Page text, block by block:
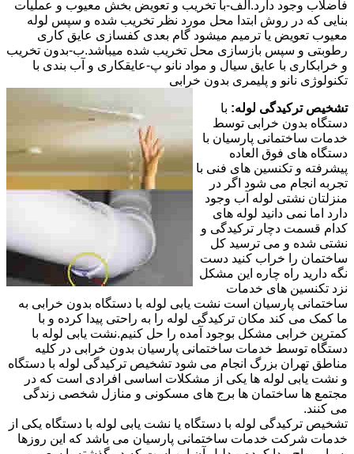
فاضلاب وجود دارد.الف-با تخریب و تعویض بخش معیوب و عملیات
بنایی که در روش ابتدا محل مورد نظر تخریب شده و سپس لوله
معیوب تعویض یا ترمیم میشود گام بعدی کفسازی عایق کاری
رطوبتی و سپس بازسازی محل تخریب شده میباشد.ب-بدون تخریب
و خرابکاری با عایق سیال و مواد نانو پ-عایقکاری و آب بندی با
تکنولوژی نانو و پلیمری بدون خرابی
تشخیص ترکیدگی لوله: با
دستگاه بدون خرابی توسط
خدمات ساختمانی پارسیان با
دستگاه های فوق العاده
پیشرفته و تکنسین های فنی با
تجربه انجام می شود اگر در
منزلتان نشتی لوله آب وجود
دارد اما نمی دانید لوله های
کدام قسمت دچار ترکیدگی و
نشتی شده و می ترسید کل
ساختمان را خراب کنید دست
نگه دارید راه چاره این مشکل
نزد تکنسین های خدمات
ساختمانی پارسیان است نشت یابی لوله با دستگاه بدون خرابی به
ما کمک می کند مکان ترکیدگی لوله را به راحتی پیدا کرده و با
کمترین خرابی مشکل بوجود آمده را حل کنیم.نشت یابی لوله با
دستگاه توسط خدمات ساختمانی پارسیان بدون خرابی در کلیه
مناطق تهران بزرگ انجام می شود تشخیص ترکیدگی لوله با دستگاه
و نشت یابی لوله ها یکی از مشکلات اساسی افرادی است که در
مجتمع ها ساختمان ها برج های مسکونی و منازل شخصی زندگی
می کنند.
تشخیص ترکیدگی لوله با دستگاه یا نشت یابی لوله با دستگاه یکی از
خدمات شرکت خدمات ساختمانی پارسیان می باشد که این روزها